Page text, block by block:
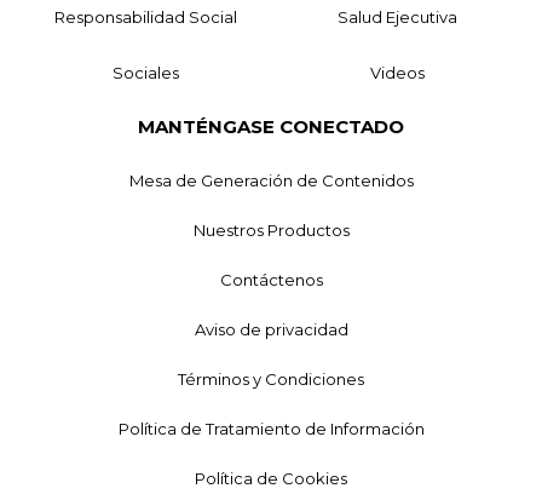
Responsabilidad Social Salud Ejecutiva
Sociales Videos
MANTÉNGASE CONECTADO
Mesa de Generación de Contenidos
Nuestros Productos
Contáctenos
Aviso de privacidad
Términos y Condiciones
Política de Tratamiento de Información
Política de Cookies